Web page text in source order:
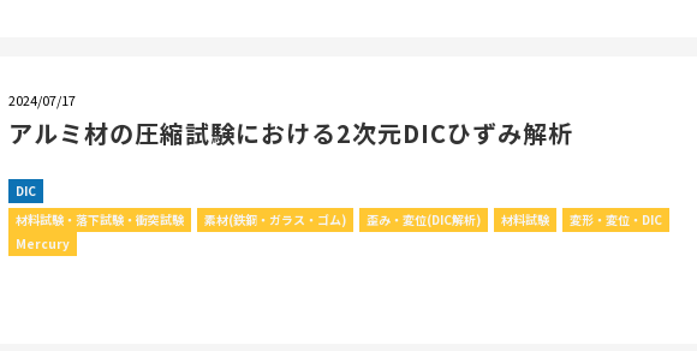
2024/07/17
アルミ材の圧縮試験における2次元DICひずみ解析
DIC
材料試験・落下試験・衝突試験
素材(鉄鋼・ガラス・ゴム) 歪み・変位(DIC解析) 材料試験
変形・変位・DIC
Mercury